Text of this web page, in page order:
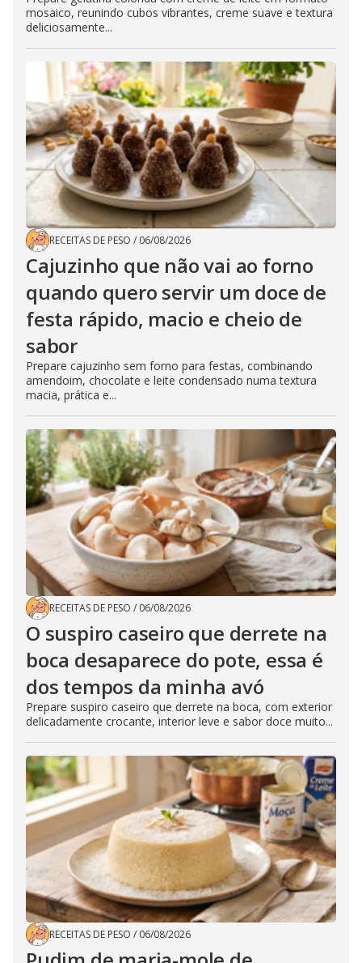
mosaico, reunindo cubos vibrantes, creme suave e textura
deliciosamente...
RECEITAS DE PESO / 06/08/2026
Cajuzinho que não vai ao forno
quando quero servir um doce de
festa rápido, macio e cheio de
sabor
Prepare cajuzinho sem forno para festas, combinando
amendoim, chocolate e leite condensado numa textura
macia, prática e...
RECEITAS DE PESO / 06/08/2026
O suspiro caseiro que derrete na
boca desaparece do pote, essa é
dos tempos da minha avó
Prepare suspiro caseiro que derrete na boca, com exterior
delicadamente crocante, interior leve e sabor doce muito...
RECEITAS DE PESO / 06/08/2026